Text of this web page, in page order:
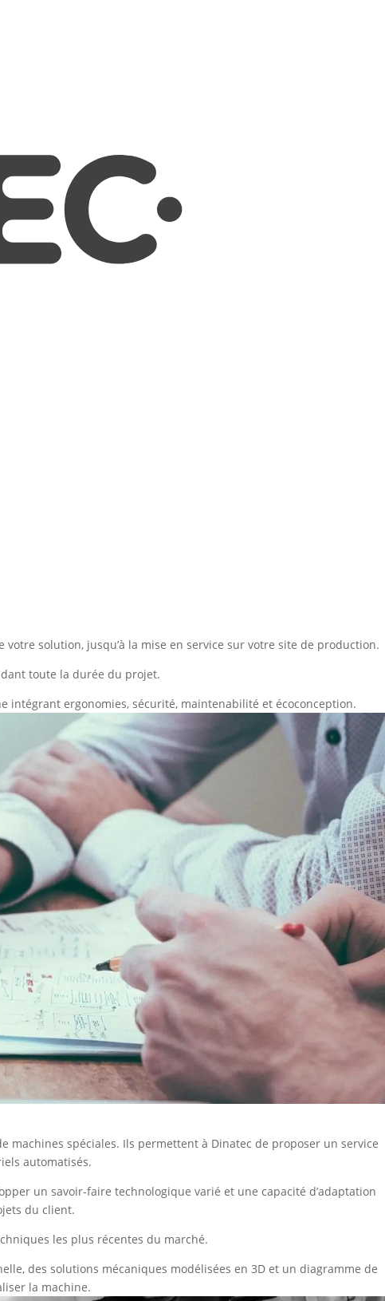
solution, jusqu’à la mise en service sur votre site de production.
toute la durée du projet.
intégrant ergonomies, sécurité, maintenabilité et écoconception.
machines spéciales. Ils permettent à Dinatec de proposer un service
automatisés.
un savoir-faire technologique varié et une capacité d’adaptation
du client.
les plus récentes du marché.
des solutions mécaniques modélisées en 3D et un diagramme de
la machine.